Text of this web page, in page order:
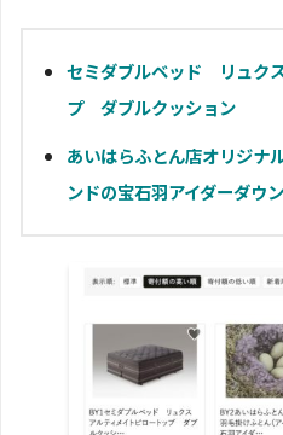
セミダブルベッド リュク
プ ダブルクッション
あいはらふとん店オリジナ
ンドの宝石羽アイダーダウン